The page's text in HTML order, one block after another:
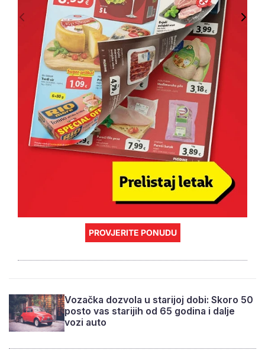
PROVJERITE PONUDU
Vozačka dozvola u starijoj dobi: Skoro 50
posto vas starijih od 65 godina i dalje
vozi auto